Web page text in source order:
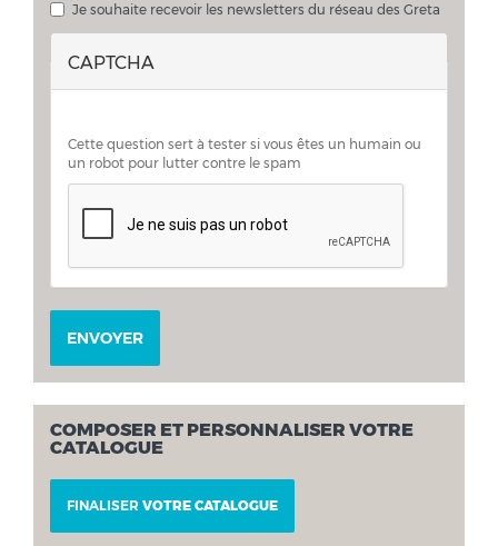
Je souhaite recevoir les newsletters du réseau des Greta
CAPTCHA
Cette question sert à tester si vous êtes un humain ou
un robot pour lutter contre le spam
ENVOYER
COMPOSER ET PERSONNALISER VOTRE
CATALOGUE
FINALISER VOTRE CATALOGUE